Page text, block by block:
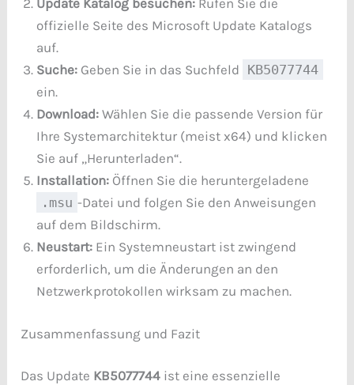
Update Katalog besuchen: Rufen Sie die
offizielle Seite des Microsoft Update Katalogs
auf.
Suche: Geben Sie in das Suchfeld KB5077744
ein.
Download: Wählen Sie die passende Version für
Ihre Systemarchitektur (meist x64) und klicken
Sie auf „Herunterladen“.
Installation: Öffnen Sie die heruntergeladene
.msu -Datei und folgen Sie den Anweisungen
auf dem Bildschirm.
Neustart: Ein Systemneustart ist zwingend
erforderlich, um die Änderungen an den
Netzwerkprotokollen wirksam zu machen.
Zusammenfassung und Fazit
Das Update KB5077744 ist eine essenzielle